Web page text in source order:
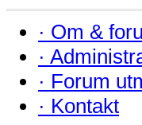
· Om &
·
· Forum
· Kontakt